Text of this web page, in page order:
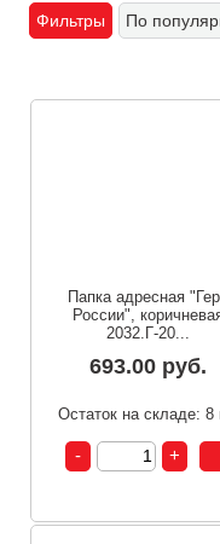
Фильтры По
Папка адресная
России",
2032.Г-20...
693.00 руб.
Остаток на складе: 8